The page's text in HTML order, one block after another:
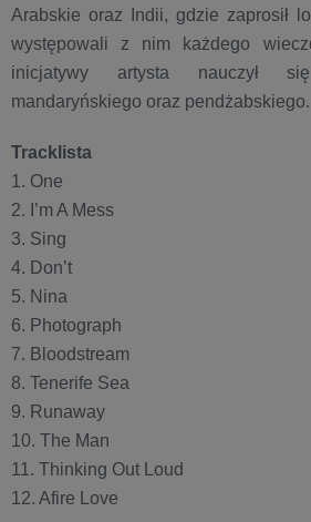
Arabskie oraz Indii, gdzie zaprosił
występowali z nim każdego
inicjatywy artysta nauczył
mandaryńskiego oraz pendżabskiego.
Tracklista
1. One
2. I’m A Mess
3. Sing
4. Don’t
5. Nina
6. Photograph
7. Bloodstream
8. Tenerife Sea
9. Runaway
10. The Man
11. Thinking Out Loud
12. Afire Love